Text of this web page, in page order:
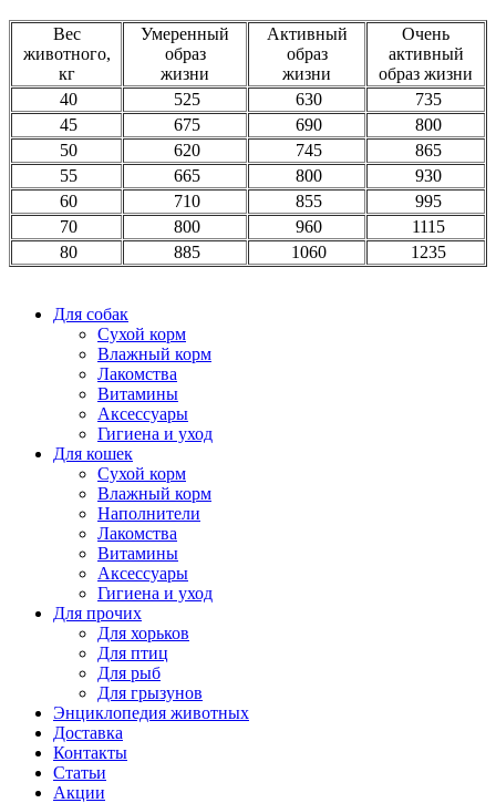
Вес
животного,
кг
Умеренный
образ
жизни
Активный
образ
жизни
Очень
активный
образ жизни
40
525 630
735
45
675 690
800
50
620 745
865
55
665 800
930
60
710 855
995
70
800 960
1115
80
885 1060 1235
Для собак
Сухой корм
Влажный корм
Лакомства
Витамины
Аксессуары
Гигиена и уход
Для кошек
Сухой корм
Влажный корм
Наполнители
Лакомства
Витамины
Аксессуары
Гигиена и уход
Для прочих
Для хорьков
Для птиц
Для рыб
Для грызунов
Энциклопедия животных
Доставка
Контакты
Статьи
Акции